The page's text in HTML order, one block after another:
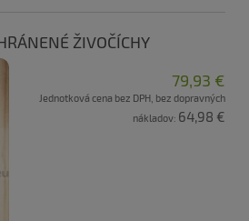
ŽIVOČÍCHY
79,93 €
Jednotková cena bez DPH, bez dopravných
nákladov: 64,98 €